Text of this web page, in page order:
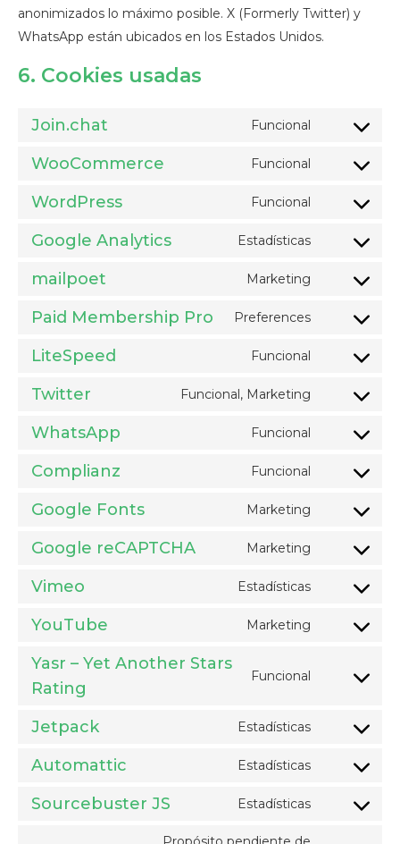
anonimizados lo máximo posible. X (Formerly Twitter) y
WhatsApp están ubicados en los Estados Unidos.
6. Cookies usadas
Join.chat Funcional
Consent
join.chat
WooCommerce Funcional
Consent
WordPress Funcional
Consent
wordpress
Google Analytics Estadísticas
Consent
google-
mailpoet Marketing
Consent
mailpoet
Paid Membership Pro Preferences
Consent
LiteSpeed Funcional
Consent
litespeed
Twitter Funcional, Marketing
Consent
twitter
WhatsApp Funcional
Consent
whatsapp
Complianz Funcional
Consent
complianz
Google Fonts Marketing
Consent
google-
Google reCAPTCHA Marketing
Consent
google-
Vimeo Estadísticas
Consent
YouTube Marketing
Consent
service
Yasr – Yet Another Stars
Rating
Funcional
Consent
service
Jetpack Estadísticas
Consent
jetpack
Automattic Estadísticas
Consent
Sourcebuster JS Estadísticas
Consent